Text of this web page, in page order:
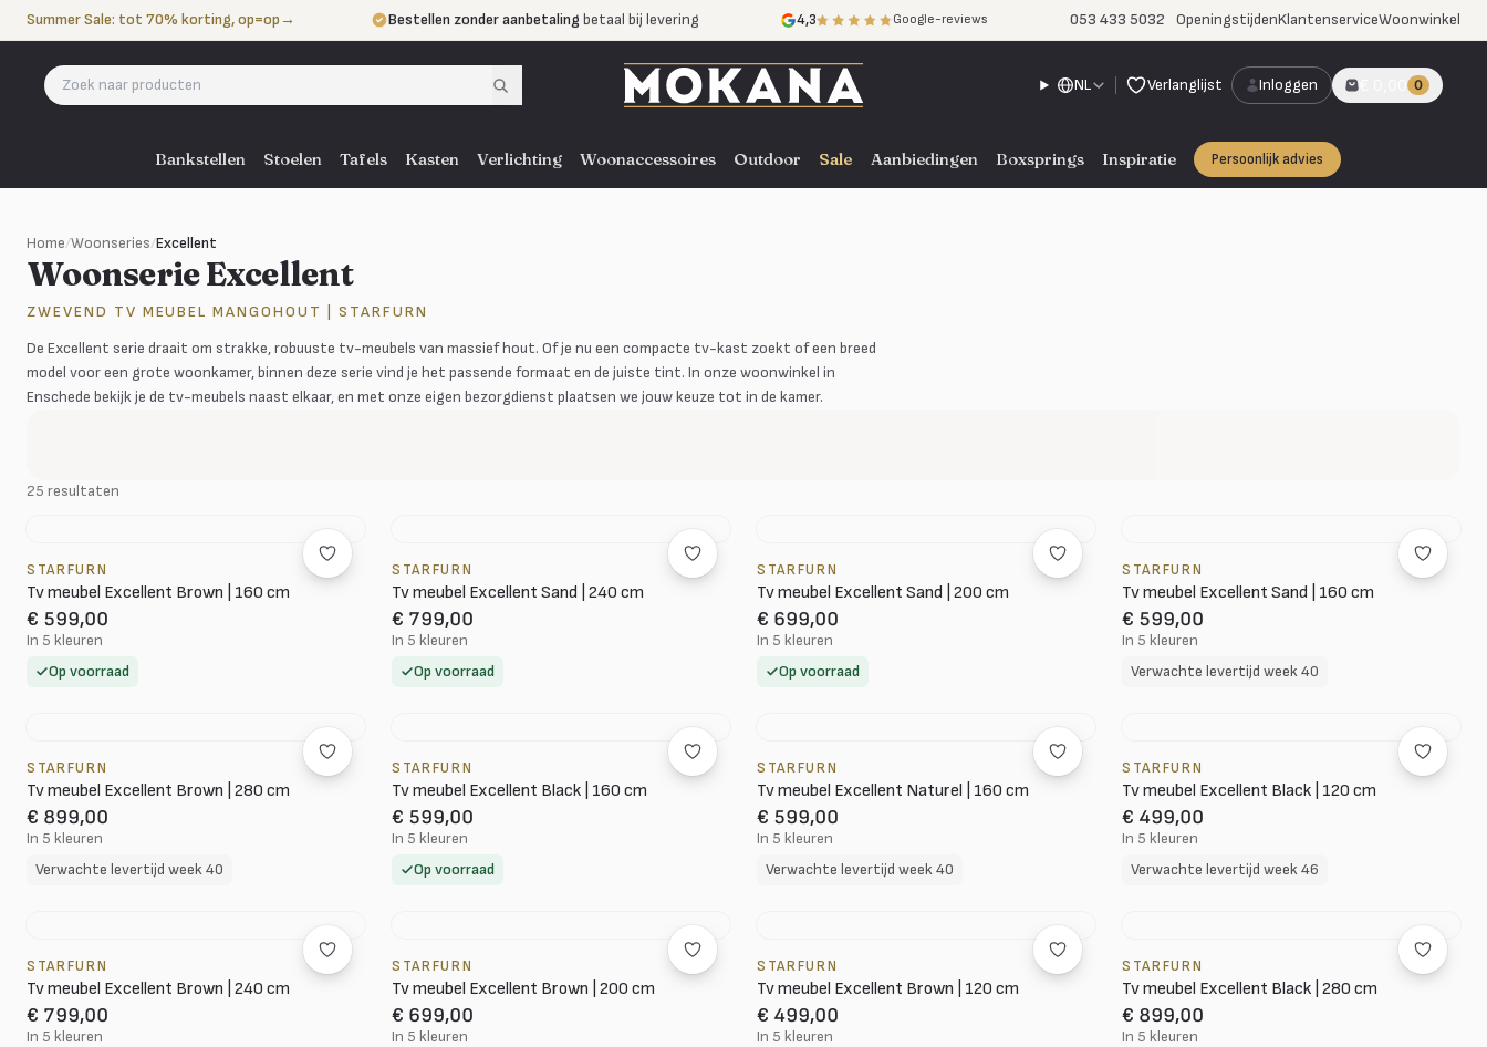
Naar de inhoud
Summer Sale: tot 70% korting, op=op→ Bestellen zonder aanbetaling betaal bij levering
Eigen bezorgdienst door heel NL, BE en DE
4,3 Google-reviews 053 433 5032 OpeningstijdenKlantenserviceWoonwinkel
NL Verlanglijst Inloggen € 0,00 0
Bankstellen Stoelen Tafels Kasten Verlichting Woonaccessoires Outdoor Sale Aanbiedingen Boxsprings Inspiratie Persoonlijk advies
Home/Woonseries/Excellent
Woonserie Excellent
ZWEVEND TV MEUBEL MANGOHOUT | STARFURN
De Excellent serie draait om strakke, robuuste tv-meubels van massief hout. Of je nu een compacte tv-kast zoekt of een breed
model voor een grote woonkamer, binnen deze serie vind je het passende formaat en de juiste tint. In onze woonwinkel in
Enschede bekijk je de tv-meubels naast elkaar, en met onze eigen bezorgdienst plaatsen we jouw keuze tot in de kamer.
25 resultaten
STARFURN
Tv meubel Excellent Brown | 160 cm
€ 599,00
In 5 kleuren
Op voorraad
STARFURN
Tv meubel Excellent Sand | 240 cm
€ 799,00
In 5 kleuren
Op voorraad
STARFURN
Tv meubel Excellent Sand | 200 cm
€ 699,00
In 5 kleuren
Op voorraad
STARFURN
Tv meubel Excellent Sand | 160 cm
€ 599,00
In 5 kleuren
Verwachte levertijd week 40
STARFURN
Tv meubel Excellent Brown | 280 cm
€ 899,00
In 5 kleuren
Verwachte levertijd week 40
STARFURN
Tv meubel Excellent Black | 160 cm
€ 599,00
In 5 kleuren
Op voorraad
STARFURN
Tv meubel Excellent Naturel | 160 cm
€ 599,00
In 5 kleuren
Verwachte levertijd week 40
STARFURN
Tv meubel Excellent Black | 120 cm
€ 499,00
In 5 kleuren
Verwachte levertijd week 46
STARFURN
Tv meubel Excellent Brown | 240 cm
€ 799,00
In 5 kleuren
STARFURN
Tv meubel Excellent Brown | 200 cm
€ 699,00
In 5 kleuren
STARFURN
Tv meubel Excellent Brown | 120 cm
€ 499,00
In 5 kleuren
STARFURN
Tv meubel Excellent Black | 280 cm
€ 899,00
In 5 kleuren